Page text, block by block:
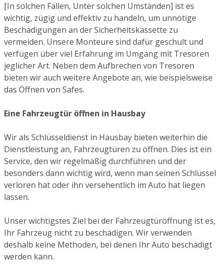
[In solchen Fällen, Unter solchen Umständen] ist es
wichtig, zügig und effektiv zu handeln, um unnötige
Beschädigungen an der Sicherheitskassette zu
vermeiden. Unsere Monteure sind dafür geschult und
verfügen über viel Erfahrung im Umgang mit Tresoren
jeglicher Art. Neben dem Aufbrechen von Tresoren
bieten wir auch weitere Angebote an, wie beispielsweise
das Öffnen von Safes.
Eine Fahrzeugtür öffnen in Hausbay
Wir als Schlüsseldienst in Hausbay bieten weiterhin die
Dienstleistung an, Fahrzeugtüren zu öffnen. Dies ist ein
Service, den wir regelmäßig durchführen und der
besonders dann wichtig wird, wenn man seinen Schlüssel
verloren hat oder ihn versehentlich im Auto hat liegen
lassen.
Unser wichtigstes Ziel bei der Fahrzeugtüröffnung ist es,
Ihr Fahrzeug nicht zu beschädigen. Wir verwenden
deshalb keine Methoden, bei denen Ihr Auto beschädigt
werden kann.